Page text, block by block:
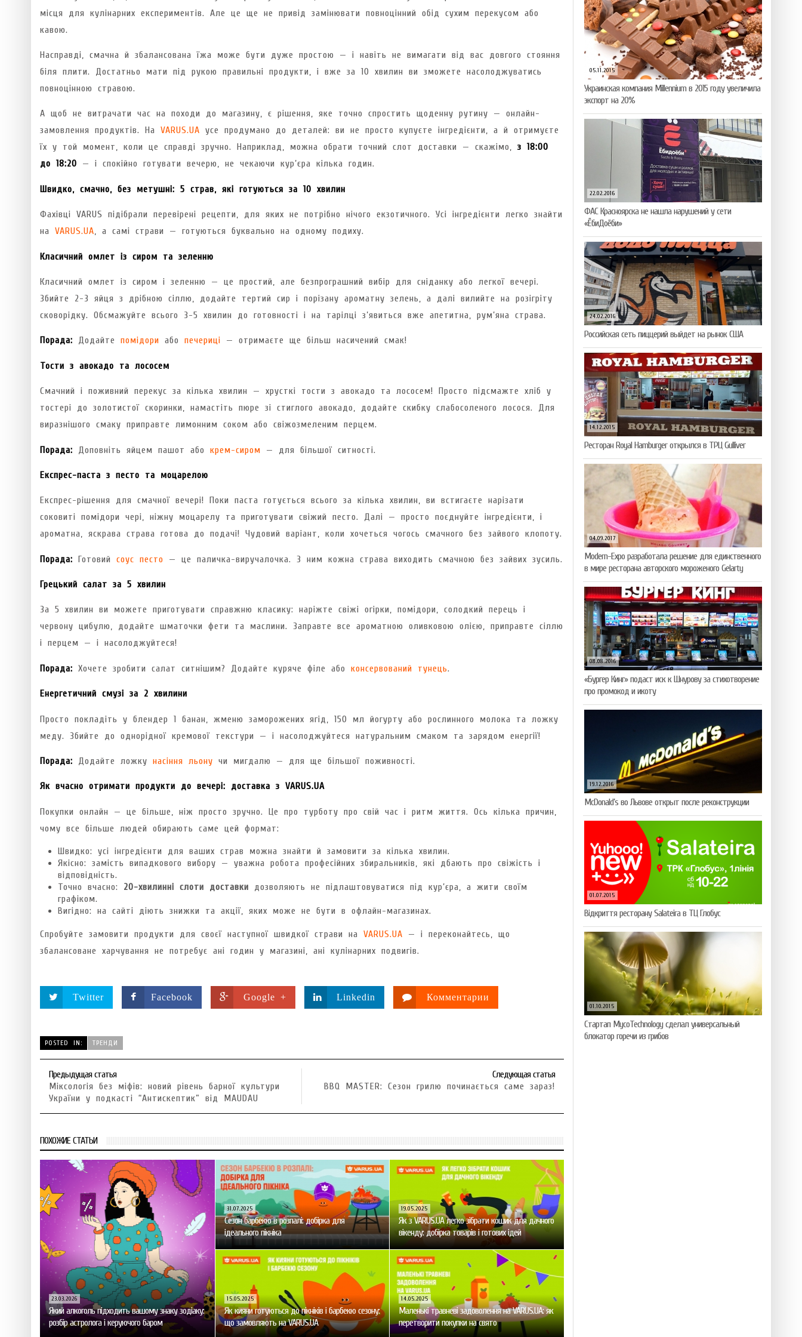
місця для кулінарних експериментів. Але це ще не привід замінювати повноцінний обід сухим перекусом або
кавою.
Насправді, смачна й збалансована їжа може бути дуже простою — і навіть не вимагати від вас довгого стояння
біля плити. Достатньо мати під рукою правильні продукти, і вже за 10 хвилин ви зможете насолоджуватись
повноцінною стравою.
А щоб не витрачати час на походи до магазину, є рішення, яке точно спростить щоденну рутину — онлайн-
замовлення продуктів. На VARUS.UA усе продумано до деталей: ви не просто купуєте інгредієнти, а й отримуєте
їх у той момент, коли це справді зручно. Наприклад, можна обрати точний слот доставки — скажімо, з 18:00
до 18:20 — і спокійно готувати вечерю, не чекаючи кур’єра кілька годин.
Швидко, смачно, без метушні: 5 страв, які готуються за 10 хвилин
Фахівці VARUS підібрали перевірені рецепти, для яких не потрібно нічого екзотичного. Усі інгредієнти легко знайти
на VARUS.UA, а самі страви — готуються буквально на одному подиху.
Класичний омлет із сиром та зеленню
Класичний омлет із сиром і зеленню — це простий, але безпрограшний вибір для сніданку або легкої вечері.
Збийте 2-3 яйця з дрібною сіллю, додайте тертий сир і порізану ароматну зелень, а далі вилийте на розігріту
сковорідку. Обсмажуйте всього 3-5 хвилин до готовності і на тарілці з’явиться вже апетитна, рум’яна страва.
Порада: Додайте помідори або печериці — отримаєте ще більш насичений смак!
Тости з авокадо та лососем
Смачний і поживний перекус за кілька хвилин — хрусткі тости з авокадо та лососем! Просто підсмажте хліб у
тостері до золотистої скоринки, намастіть пюре зі стиглого авокадо, додайте скибку слабосоленого лосося. Для
виразнішого смаку приправте лимонним соком або свіжозмеленим перцем.
Порада: Доповніть яйцем пашот або крем-сиром — для більшої ситності.
Експрес-паста з песто та моцарелою
Експрес-рішення для смачної вечері! Поки паста готується всього за кілька хвилин, ви встигаєте нарізати
соковиті помідори чері, ніжну моцарелу та приготувати свіжий песто. Далі — просто поєднуйте інгредієнти, і
ароматна, яскрава страва готова до подачі! Чудовий варіант, коли хочеться чогось смачного без зайвого клопоту.
Порада: Готовий соус песто — це паличка-виручалочка. З ним кожна страва виходить смачною без зайвих зусиль.
Грецький салат за 5 хвилин
За 5 хвилин ви можете приготувати справжню класику: наріжте свіжі огірки, помідори, солодкий перець і
червону цибулю, додайте шматочки фети та маслини. Заправте все ароматною оливковою олією, приправте сіллю
і перцем — і насолоджуйтеся!
Порада: Хочете зробити салат ситнішим? Додайте куряче філе або консервований тунець.
Енергетичний смузі за 2 хвилини
Просто покладіть у блендер 1 банан, жменю заморожених ягід, 150 мл йогурту або рослинного молока та ложку
меду. Збийте до однорідної кремової текстури — і насолоджуйтеся натуральним смаком та зарядом енергії!
Порада: Додайте ложку насіння льону чи мигдалю — для ще більшої поживності.
Як вчасно отримати продукти до вечері: доставка з VARUS.UA
Покупки онлайн — це більше, ніж просто зручно. Це про турботу про свій час і ритм життя. Ось кілька причин,
чому все більше людей обирають саме цей формат:
Швидко: усі інгредієнти для ваших страв можна знайти й замовити за кілька хвилин.
Якісно: замість випадкового вибору — уважна робота професійних збиральників, які дбають про свіжість і
відповідність.
Точно вчасно: 20-хвилинні слоти доставки дозволяють не підлаштовуватися під кур’єра, а жити своїм
графіком.
Вигідно: на сайті діють знижки та акції, яких може не бути в офлайн-магазинах.
Спробуйте замовити продукти для своєї наступної швидкої страви на VARUS.UA — і переконайтесь, що
збалансоване харчування не потребує ані годин у магазині, ані кулінарних подвигів.
Twitter Facebook Google + Linkedin Комментарии
POSTED IN: ТРЕНДИ
Предыдущая статья
Міксологія без міфів: новий рівень барної культури
України у подкасті “Антискептик” від MAUDAU
Следующая статья
BBQ MASTER: Сезон грилю починається саме зараз!
ПОХОЖИЕ СТАТЬИ
23.03.2026
Який алкоголь підходить вашому знаку зодіаку:
розбір астролога і керуючого баром
31.07.2025
Сезон барбекю в розпалі: добірка для
ідеального пікніка
19.05.2025
Як з VARUS.UA легко зібрати кошик для дачного
вікенду: добірка товарів і готових ідей
15.05.2025
Як кияни готуються до пікніків і барбекю сезону:
що замовляють на VARUS.UA
14.05.2025
Маленькі травневі задоволення на VARUS.UA: як
перетворити покупки на свято
05.11.2015
Украинская компания Millennium в 2015 году увеличила
экспорт на 20%
22.02.2016
ФАС Красноярска не нашла нарушений у сети
«ЁбиДоёби»
24.02.2016
Российская сеть пиццерий выйдет на рынок США
14.12.2015
Ресторан Royal Hamburger открылся в ТРЦ Gulliver
04.09.2017
Modern-Expo разработала решение для единственного
в мире ресторана авторского мороженого Gelarty
08.08.2016
«Бургер Кинг» подаст иск к Шнурову за стихотворение
про промокод и икоту
19.12.2016
McDonald’s во Львове открыт после реконструкции
01.07.2015
Відкриття ресторану Salateirа в ТЦ Глобус
01.10.2015
Стартап MycoTechnology сделал универсальный
блокатор горечи из грибов